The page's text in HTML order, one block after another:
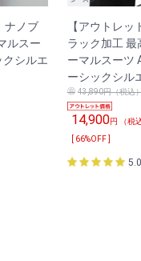
ナノブ
ルスー
クシルエ
【アウトレ
ラック加工 最
ーマルスーツ
ーシックシル
43,890円（税込
14,900円 （税
[ 66%OFF ]